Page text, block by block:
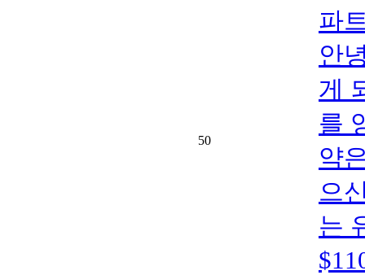
50
파
안
게
를
약
으
는